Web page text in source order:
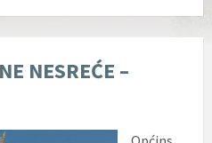
NESREĆE –